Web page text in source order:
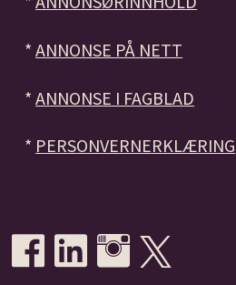
*ANNONSE PÅ NETT
*ANNONSE I FAGBLAD
* PERSONVERNERKLÆRING